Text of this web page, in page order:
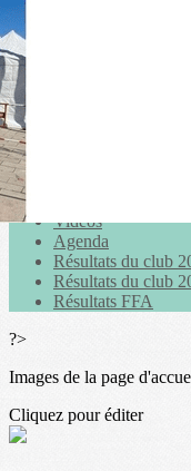
Exporter les lignes
Menu
<
>
Vidéos
Agenda
Résultats du club
Résultats du club
Résultats FFA
?>
Images de la page
Cliquez pour éditer